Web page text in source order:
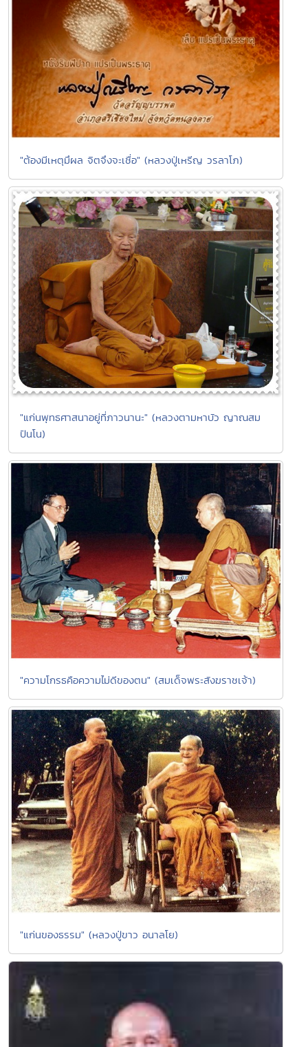
"ต้องมีเหตุมึผล จิตจึงจะเชื่อ" (หลวงปู่เหรีญ วรลาโภ)
"แก่นพุทธศาสนาอยู่ที่ภาวนานะ" (หลวงตามหาบัว ญาณสม
ปันโน)
"ความโกรธคือความไม่ดีของตน" (สมเด็จพระสังฆราชเจ้า)
"แก่นของธรรม" (หลวงปู่ขาว อนาลโย)